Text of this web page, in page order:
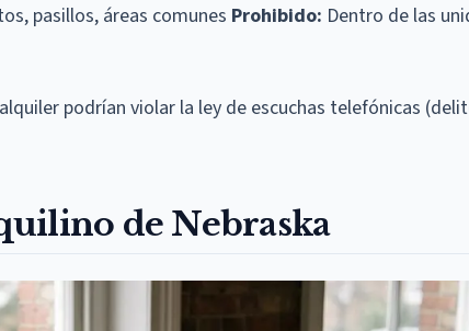
pasillos, áreas comunes Prohibido: Dentro de las
podrían violar la ley de escuchas telefónicas
de Nebraska